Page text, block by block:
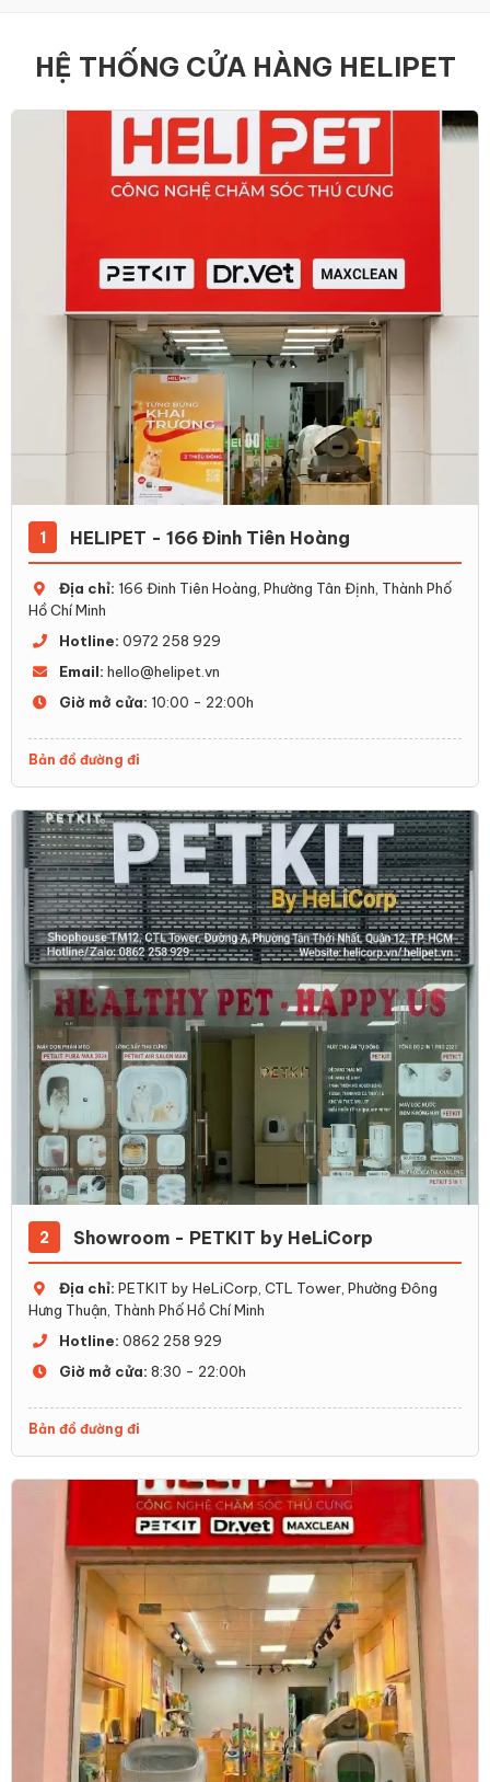
HỆ THỐNG CỬA HÀNG HELIPET
1 HELIPET - 166 Đinh Tiên Hoàng
Địa chỉ: 166 Đinh Tiên Hoàng, Phường Tân Định, Thành Phố
Hồ Chí Minh
Hotline: 0972 258 929
Email: hello@helipet.vn
Giờ mở cửa: 10:00 - 22:00h
Bản đồ đường đi
2 Showroom - PETKIT by HeLiCorp
Địa chỉ: PETKIT by HeLiCorp, CTL Tower, Phường Đông
Hưng Thuận, Thành Phố Hồ Chí Minh
Hotline: 0862 258 929
Giờ mở cửa: 8:30 - 22:00h
Bản đồ đường đi